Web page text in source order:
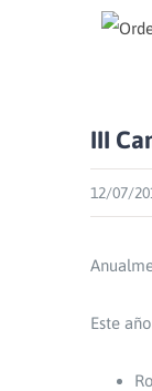
III
12/07/
Este